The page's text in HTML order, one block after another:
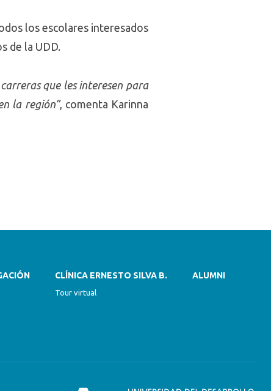
los escolares interesados
de la UDD.
que les interesen para
la región”, comenta Karinna
CLÍNICA ERNESTO SILVA B.
Tour virtual
ALUMNI